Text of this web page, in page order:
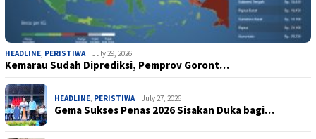
HEADLINE PERISTIWA July 29, 2026
Kemarau Sudah Diprediksi, Pemprov Goront…
HEADLINE PERISTIWA July 27, 2026
Gema Sukses Penas 2026 Sisakan Duka bagi…